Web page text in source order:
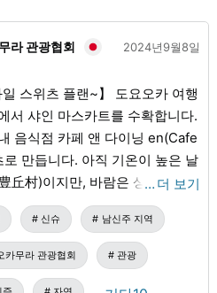
라 관광협회 2024년9월8일
스위츠 플랜~】 도요오카 여행
서 샤인 마스카트를 수확합니다.
음식점 카페 앤 다이닝 en(Cafe
직 기온이 높은 날
丘村)이지만, 바람은 상쾌하여
. 이곳에서 과일은 포도, 사과,
드 투어의 자세한 내용은 도요
조해 주십시오. 여러분의 참가
… 더 보기
신슈 남신주 지역
카무라 관광협회 관광